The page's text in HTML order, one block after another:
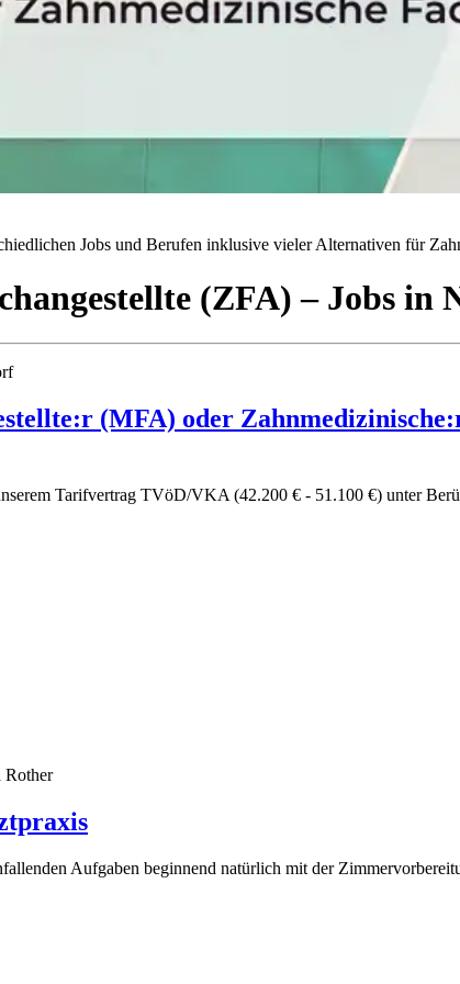
Jobs und Berufen inklusive vieler Alternativen für
(ZFA) – Jobs in
(MFA) oder
Tarifvertrag TVöD/VKA (42.200 € - 51.100 €) unter
Rother
Aufgaben beginnend natürlich mit der